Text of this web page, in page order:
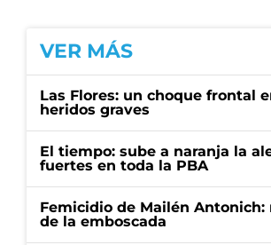
VER MÁS
Las Flores: un choque frontal
heridos graves
El tiempo: sube a naranja la
fuertes en toda la PBA
Femicidio de Mailén
de la emboscada